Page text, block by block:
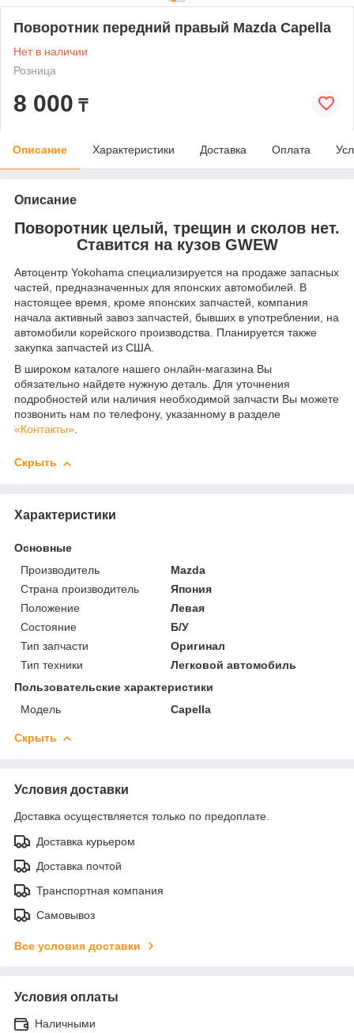
Поворотник передний правый Mazda Capella
Нет в наличии
Розница
8 000 ₸
Описание Характеристики Доставка Оплата
Описание
Поворотник целый, трещин и сколов нет.
Ставится на кузов GWEW
Автоцентр Yokohama специализируется на продаже запасных
частей, предназначенных для японских автомобилей. В
настоящее время, кроме японских запчастей, компания
начала активный завоз запчастей, бывших в употреблении, на
автомобили корейского производства. Планируется также
закупка запчастей из США.
В широком каталоге нашего онлайн-магазина Вы
обязательно найдете нужную деталь. Для уточнения
подробностей или наличия необходимой запчасти Вы можете
позвонить нам по телефону, указанному в разделе
«Контакты».
Скрыть
Характеристики
Основные
Производитель
Mazda
Страна производитель
Япония
Положение
Левая
Состояние
Б/У
Тип запчасти
Оригинал
Тип техники
Легковой автомобиль
Пользовательские характеристики
Модель
Capella
Скрыть
Условия доставки
Доставка осуществляется только по предоплате.
Доставка курьером
Доставка почтой
Транспортная компания
Самовывоз
Все условия доставки
Условия оплаты
Наличными